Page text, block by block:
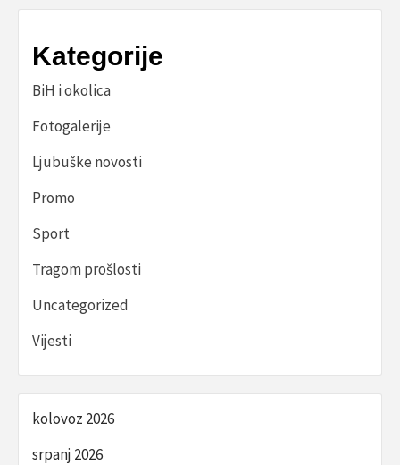
Kategorije
BiH i okolica
Fotogalerije
Ljubuške novosti
Promo
Sport
Tragom prošlosti
Uncategorized
Vijesti
kolovoz 2026
srpanj 2026